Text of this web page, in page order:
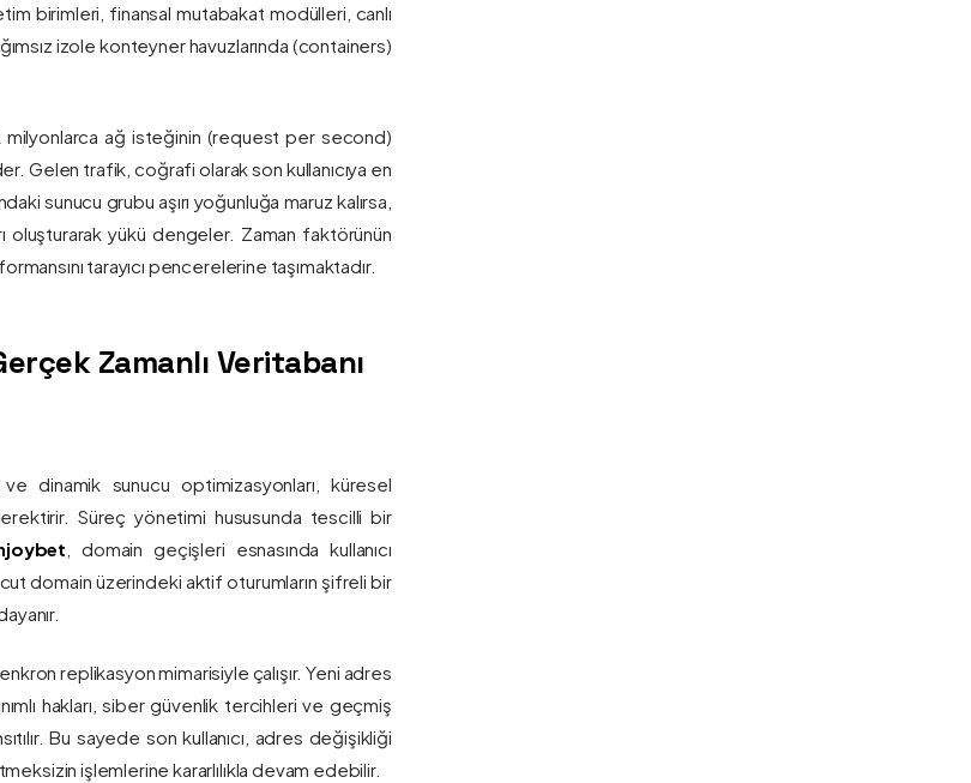
birimleri, finansal mutabakat modülleri, canlı
izole konteyner havuzlarında (containers)
milyonlarca ağ isteğinin (request per second)
Gelen trafik, coğrafi olarak son kullanıcıya en
sunucu grubu aşırı yoğunluğa maruz kalırsa,
yükü dengeler. Zaman faktörünün
tarayıcı pencerelerine taşımaktadır.
Zamanlı Veritabanı
dinamik sunucu optimizasyonları, küresel
Süreç yönetimi hususunda tescilli bir
, domain geçişleri esnasında kullanıcı
domain üzerindeki aktif oturumların şifreli bir
replikasyon mimarisiyle çalışır. Yeni adres
hakları, siber güvenlik tercihleri ve geçmiş
Bu sayede son kullanıcı, adres değişikliği
işlemlerine kararlılıkla devam edebilir.